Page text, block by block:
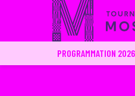
PROGRAMMATION 2026